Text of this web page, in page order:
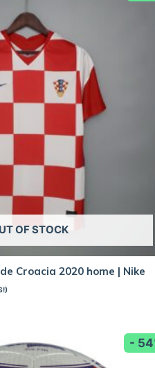
OF STOCK
Croacia 2020 home | Nike
-